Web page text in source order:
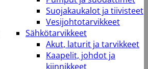
Suojakaukalot ja tiivisteet
Vesijohtotarvikkeet
Sähkötarvikkeet
Akut, laturit ja tarvikkeet
Kaapelit, johdot ja
kiinnikkeet